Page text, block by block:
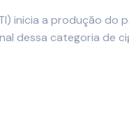
inicia a produção do
dessa categoria de